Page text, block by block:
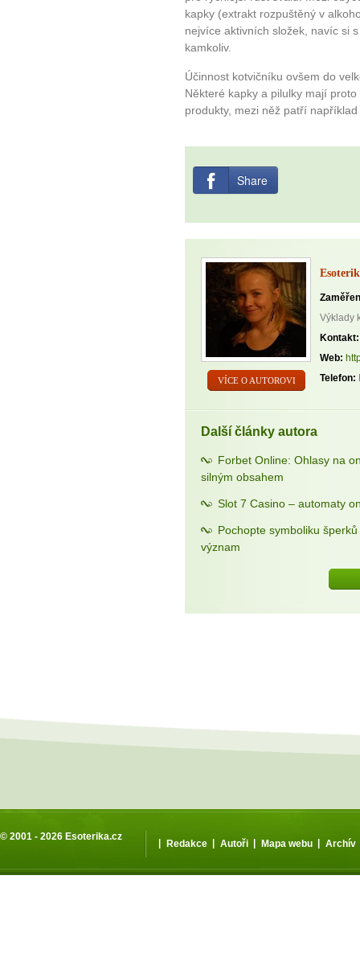
kapky (extrakt rozpuštěný v
nejvíce aktivních složek, navíc si
kamkoliv.
Účinnost kotvičníku ovšem do
Některé kapky a pilulky mají
produkty, mezi něž patří
Share
VÍCE O AUTOROVI
Výklady
Kontakt:
Web:
Telefon:
Další články autora
Forbet Online: Ohlasy na
silným obsahem
Slot 7 Casino – automaty
Pochopte symboliku
význam
© 2001 - 2026 Esoterika.cz
| Redakce | Autoři | Mapa webu | Archív